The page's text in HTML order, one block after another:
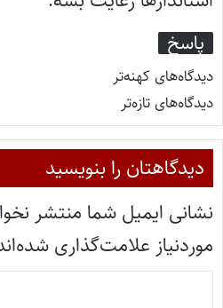
پاسخ
دیدگاه‌های کهنه‌تر
دیدگاه‌های تازه‌تر
دیدگاهتان را بنویسید
نشانی ایمیل شما منتشر
موردنیاز علامت‌گذاری